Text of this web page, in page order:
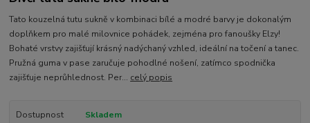
Tato kouzelná tutu sukně v kombinaci bílé a modré barvy je dokonalým
doplňkem pro malé milovnice pohádek, zejména pro fanoušky Elzy!
Bohaté vrstvy zajišťují krásný nadýchaný vzhled, ideální na točení a tanec.
Pružná guma v pase zaručuje pohodlné nošení, zatímco spodnička
zajišťuje neprůhlednost. Per... celý popis
Dostupnost
Skladem